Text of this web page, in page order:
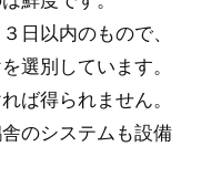
日以内のもので、
選別しています。
ば得られません。
のシステムも設備